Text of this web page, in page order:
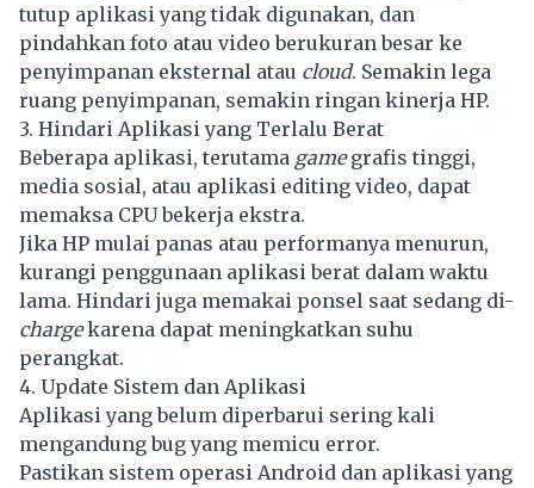
tutup aplikasi yang tidak digunakan, dan
pindahkan foto atau video berukuran besar ke
penyimpanan eksternal atau cloud. Semakin lega
ruang penyimpanan, semakin ringan kinerja HP.
3. Hindari Aplikasi yang Terlalu Berat
Beberapa aplikasi, terutama gamegrafis tinggi,
media sosial, atau aplikasi editing video, dapat
memaksa CPU bekerja ekstra.
Jika HP mulai panas atau performanya menurun,
kurangi penggunaan aplikasi berat dalam waktu
lama. Hindari juga memakai ponsel saat sedang di-
chargekarena dapat meningkatkan suhu
perangkat.
4. Update Sistem dan Aplikasi
Aplikasi yang belum diperbarui sering kali
mengandung bug yang memicu error.
Pastikan sistem operasi Android dan aplikasi yang